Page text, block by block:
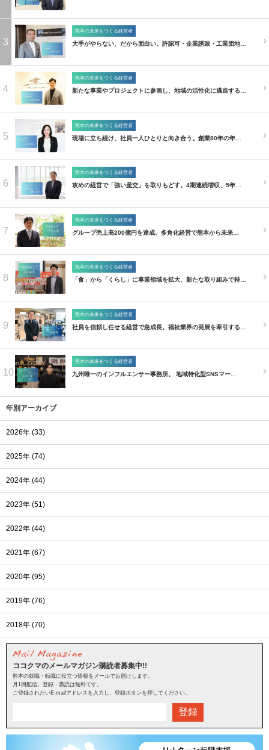
3
熊本の未来をつくる経営者
大手がやらない、だから面白い。許認可・企業誘致・工業団地…
4
熊本の未来をつくる経営者
新たな事業やプロジェクトに参画し、地域の活性化に邁進する…
5
熊本の未来をつくる経営者
現場に立ち続け、社員一人ひとりと向き合う。創業80年の年…
6
熊本の未来をつくる経営者
攻めの経営で「強い産交」を取りもどす。4期連続増収、5年…
7
熊本の未来をつくる経営者
グループ売上高200億円を達成。多角化経営で熊本から未来…
8
熊本の未来をつくる経営者
「食」から「くらし」に事業領域を拡大、新たな取り組みで持…
9
熊本の未来をつくる経営者
社員を信頼し任せる経営で急成長。福祉業界の発展を牽引する…
10
熊本の未来をつくる経営者
九州唯一のインフルエンサー事務所。 地域特化型SNSマー…
年別アーカイブ
2026年 (33)
2025年 (74)
2024年 (44)
2023年 (51)
2022年 (44)
2021年 (67)
2020年 (95)
2019年 (76)
2018年 (70)
ココクマのメールマガジン購読者募集中!!
熊本の就職・転職に役立つ情報をメールでお届けします。
月1回配信。登録・購読は無料です。
ご登録されたいE-mailアドレスを入力し、登録ボタンを押してください。
登録